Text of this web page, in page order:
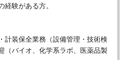
経験がある方。
計装保全業務（設備管理・技術検
（バイオ、化学系ラボ、医薬品製